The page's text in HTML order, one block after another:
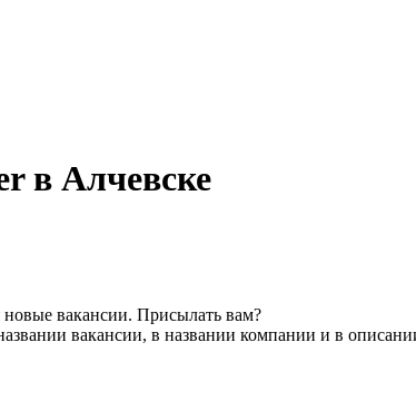
в Алчевске
новые вакансии. Присылать вам?
вакансии, в названии компании и в